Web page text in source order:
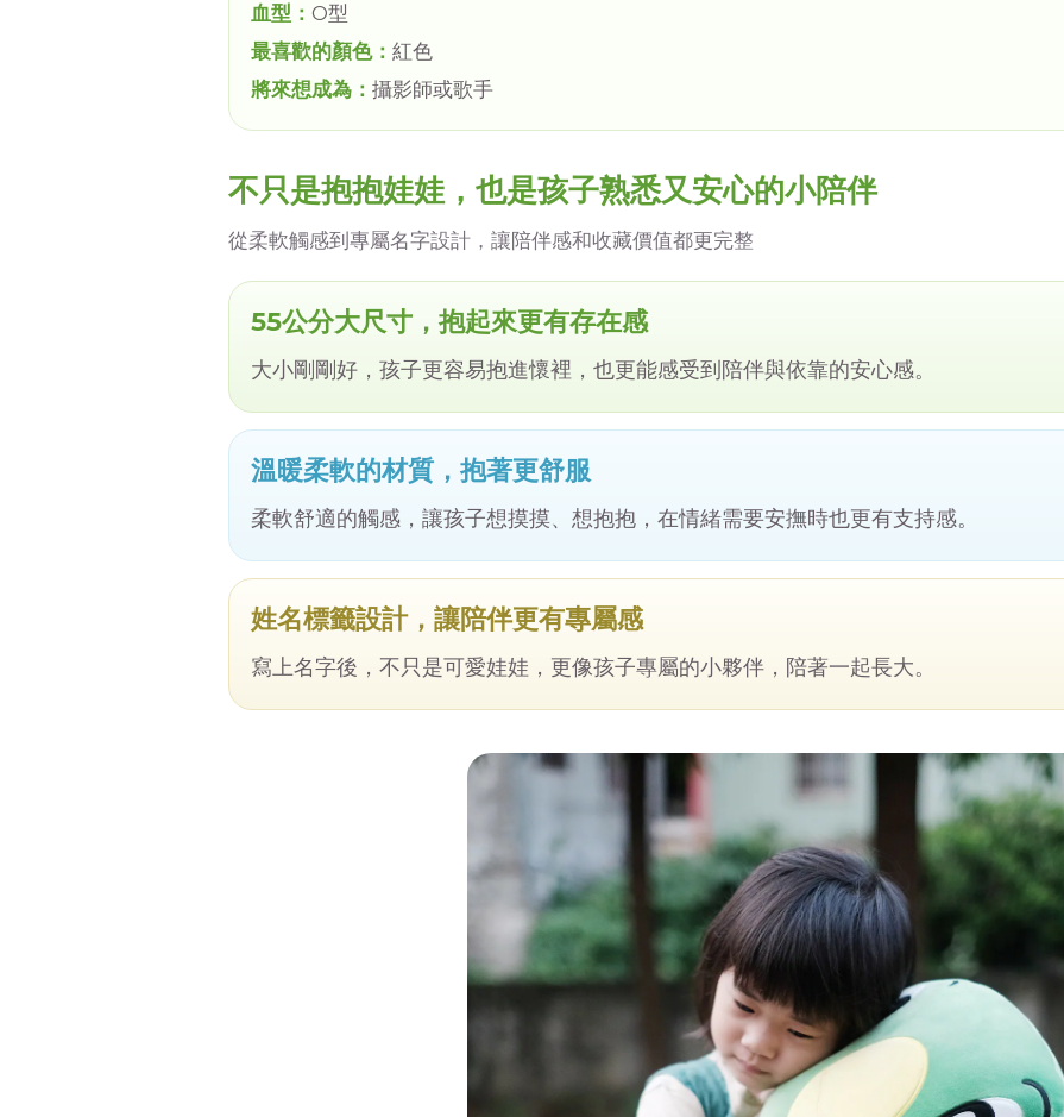
血型： O型
最喜歡的顏色： 紅色
將來想成為： 攝影師或歌手
不只是抱抱娃娃，也是孩子熟悉又安心的小陪伴
從柔軟觸感到專屬名字設計，讓陪伴感和收藏價值都更完整
55公分大尺寸，抱起來更有存在感
大小剛剛好，孩子更容易抱進懷裡，也更能感受到陪伴與依靠的安心感。
溫暖柔軟的材質，抱著更舒服
柔軟舒適的觸感，讓孩子想摸摸、想抱抱，在情緒需要安撫時也更有支持感。
姓名標籤設計，讓陪伴更有專屬感
寫上名字後，不只是可愛娃娃，更像孩子專屬的小夥伴，陪著一起長大。